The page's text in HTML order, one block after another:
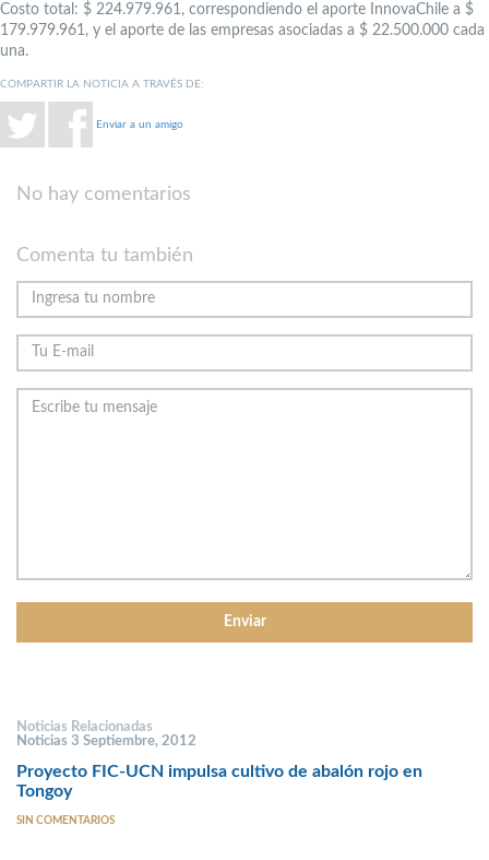
Costo total: $ 224.979.961, correspondiendo el aporte InnovaChile a $
179.979.961, y el aporte de las empresas asociadas a $ 22.500.000 cada
una.
COMPARTIR LA NOTICIA A TRAVÉS DE:
Enviar a un amigo
No hay comentarios
Comenta tu también
Noticias Relacionadas
Noticias 3 Septiembre, 2012
Proyecto FIC-UCN impulsa cultivo de abalón rojo en
Tongoy
SIN COMENTARIOS